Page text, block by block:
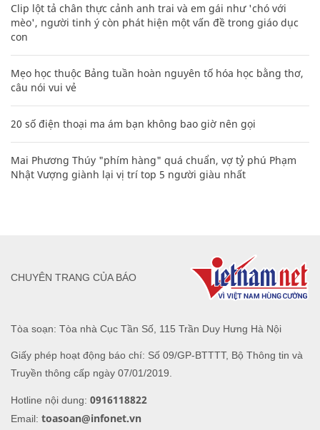
Clip lột tả chân thực cảnh anh trai và em gái như 'chó với
mèo', người tinh ý còn phát hiện một vấn đề trong giáo dục
con
Mẹo học thuộc Bảng tuần hoàn nguyên tố hóa học bằng thơ,
câu nói vui vẻ
20 số điện thoại ma ám bạn không bao giờ nên gọi
Mai Phương Thúy "phím hàng" quá chuẩn, vợ tỷ phú Phạm
Nhật Vượng giành lại vị trí top 5 người giàu nhất
Tòa soạn: Tòa nhà Cục Tần Số, 115 Trần Duy Hưng Hà Nội
Giấy phép hoạt động báo chí: Số 09/GP-BTTTT, Bộ Thông tin và
Truyền thông cấp ngày 07/01/2019.
Hotline nội dung: 0916118822
Email: toasoan@infonet.vn
CHUYÊN TRANG CỦA BÁO